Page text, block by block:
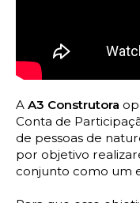
A A3 Construtora
Conta de
de pessoas de
por objetivo
conjunto como um